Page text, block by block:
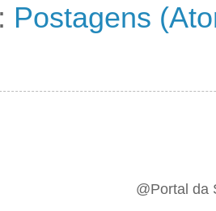
Postagens
@Portal da